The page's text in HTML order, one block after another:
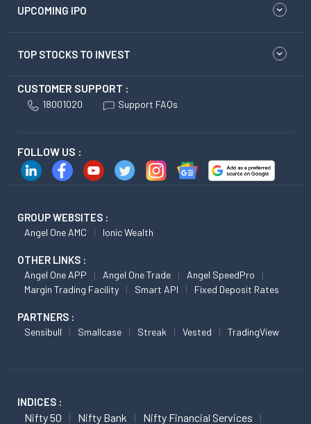
UPCOMING IPO
TOP STOCKS TO INVEST
CUSTOMER SUPPORT :
18001020 Support FAQs
FOLLOW US :
GROUP WEBSITES :
Angel One AMC Ionic Wealth
OTHER LINKS :
Angel One APP Angel One Trade
Angel SpeedPro
Margin Trading Facility
Smart API Fixed Deposit Rates
PARTNERS :
Sensibull Smallcase Streak Vested TradingView
INDICES :
Nifty 50 Nifty Bank
Nifty Financial Services